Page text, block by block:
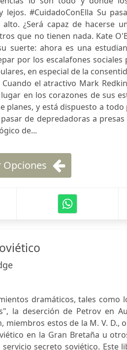
#CuidadoConElla Su
¿Será capaz de hacerse
que no tienen nada. Kate
suerte: ahora es una
por los escalafones
en especial de la
el atractivo Mark
en los corazones de sus
planes, y está dispuesto a todo
de depredadoras a presas
de...
Opciones
dramáticos, tales como
la deserción de Petrov en
miembros estos de la M. V. D.,
en la Gran Bretaña u
secreto soviético. Este